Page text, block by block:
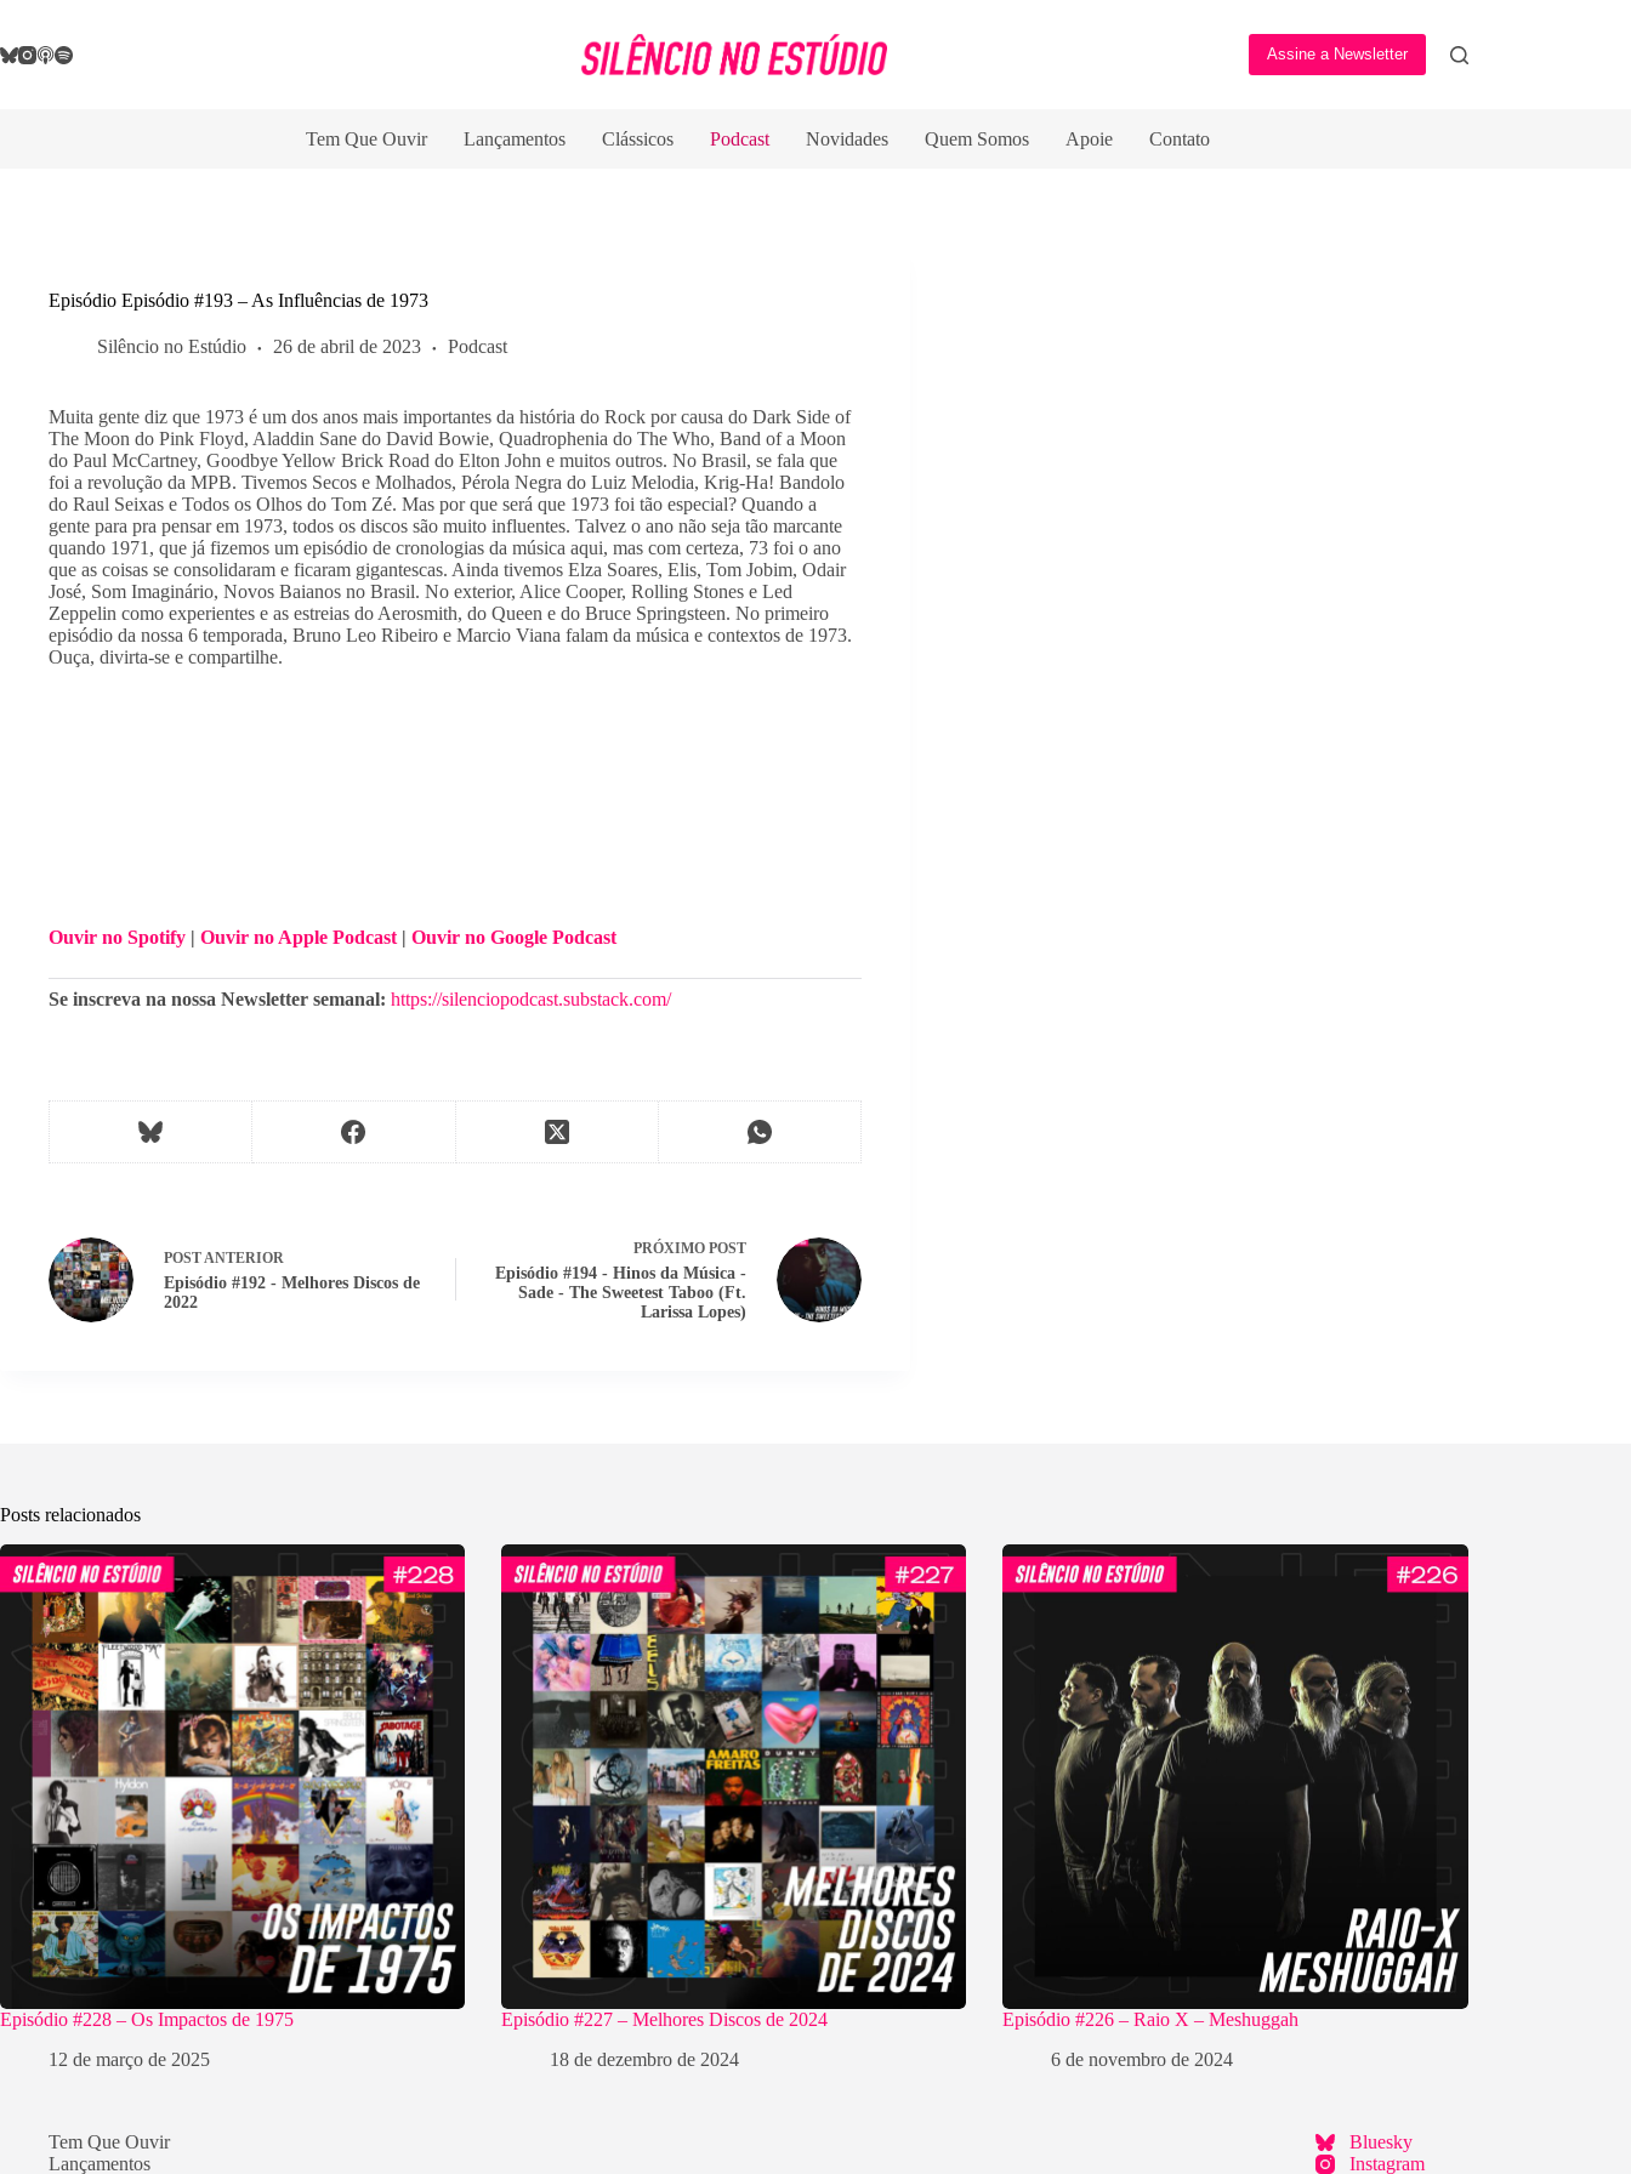
o
Assine a Newsletter
Tem Que Ouvir Lançamentos Clássicos Podcast Novidades Quem Somos Apoie Contato
Episódio Episódio #193 – As Influências de 1973
Silêncio no Estúdio 26 de abril de 2023 Podcast
Muita gente diz que 1973 é um dos anos mais importantes da história do Rock por causa do Dark Side of
The Moon do Pink Floyd, Aladdin Sane do David Bowie, Quadrophenia do The Who, Band of a Moon
do Paul McCartney, Goodbye Yellow Brick Road do Elton John e muitos outros. No Brasil, se fala que
foi a revolução da MPB. Tivemos Secos e Molhados, Pérola Negra do Luiz Melodia, Krig-Ha! Bandolo
do Raul Seixas e Todos os Olhos do Tom Zé. Mas por que será que 1973 foi tão especial? Quando a
gente para pra pensar em 1973, todos os discos são muito influentes. Talvez o ano não seja tão marcante
quando 1971, que já fizemos um episódio de cronologias da música aqui, mas com certeza, 73 foi o ano
que as coisas se consolidaram e ficaram gigantescas. Ainda tivemos Elza Soares, Elis, Tom Jobim, Odair
José, Som Imaginário, Novos Baianos no Brasil. No exterior, Alice Cooper, Rolling Stones e Led
Zeppelin como experientes e as estreias do Aerosmith, do Queen e do Bruce Springsteen. No primeiro
episódio da nossa 6 temporada, Bruno Leo Ribeiro e Marcio Viana falam da música e contextos de 1973.
Ouça, divirta-se e compartilhe.
Ouvir no Spotify | Ouvir no Apple Podcast | Ouvir no Google Podcast
Se inscreva na nossa Newsletter semanal: ⁠⁠https://silenciopodcast.substack.com/⁠⁠⁠
POSTANTERIOR
Episódio #192 - Melhores Discos de
2022
PRÓXIMO POST
Episódio #194 - Hinos da Música -
Sade - The Sweetest Taboo (Ft.
Larissa Lopes)
Posts relacionados
Episódio #228 – Os Impactos de 1975
12 de março de 2025
Episódio #227 – Melhores Discos de 2024
18 de dezembro de 2024
Episódio #226 – Raio X – Meshuggah
6 de novembro de 2024
Tem Que Ouvir
Lançamentos
Bluesky
Instagram